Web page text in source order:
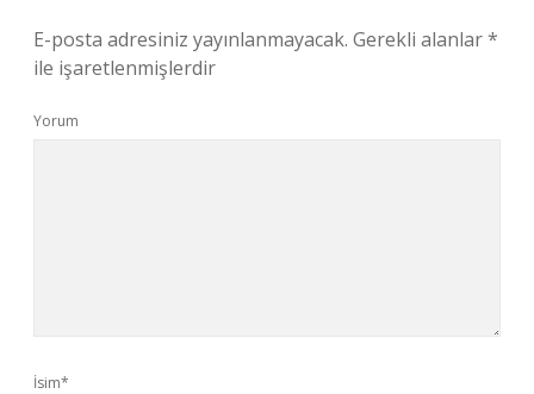
E-posta adresiniz yayınlanmayacak. Gerekli alanlar*
ile işaretlenmişlerdir
Yorum
İsim*